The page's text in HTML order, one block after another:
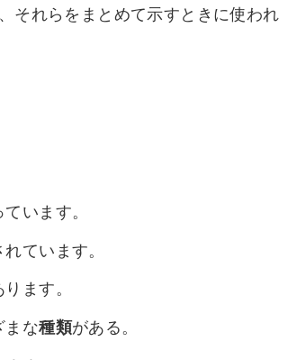
それらをまとめて示すときに使われ
います。
ています。
ります。
まな種類がある。